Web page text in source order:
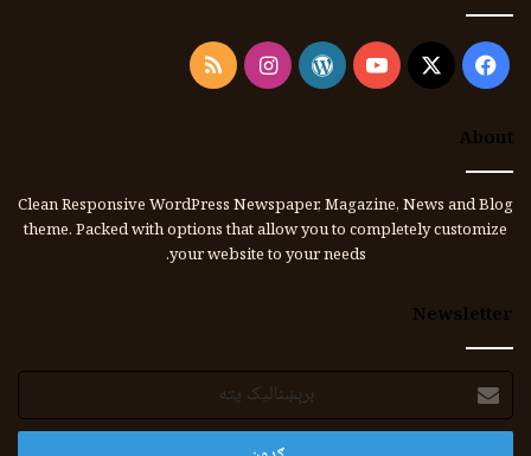
Facebook
X
YouTube
WordPress
Instagram
RSS
About
Clean Responsive WordPress Newspaper, Magazine, News and Blog
theme. Packed with options that allow you to completely customize
your website to your needs.
Newsletter
برېښنالیک
پته